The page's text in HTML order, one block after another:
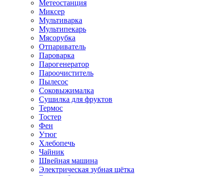
Метеостанция
Миксер
Мультиварка
Мультипекарь
Мясорубка
Отпариватель
Пароварка
Парогенератор
Пароочиститель
Пылесос
Соковыжималка
Сушилка для фруктов
Термос
Тостер
Фен
Утюг
Хлебопечь
Чайник
Швейная машина
Электрическая зубная щётка